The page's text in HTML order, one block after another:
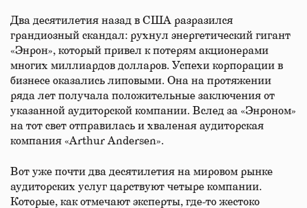
Два десятилетия назад в США разразился
грандиозный скандал: рухнул энергетический гигант
«Энрон», который привел к потерям акционерами
многих миллиардов долларов. Успехи корпорации в
бизнесе оказались липовыми. Она на протяжении
ряда лет получала положительные заключения от
указанной аудиторской компании. Вслед за «Энроном»
на тот свет отправилась и хваленая аудиторская
компания «Arthur Andersen».
Вот уже почти два десятилетия на мировом рынке
аудиторских услуг царствуют четыре компании.
Которые, как отмечают эксперты, где-то жестоко